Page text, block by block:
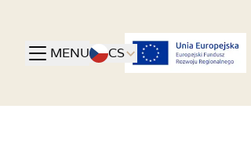
MENU CS